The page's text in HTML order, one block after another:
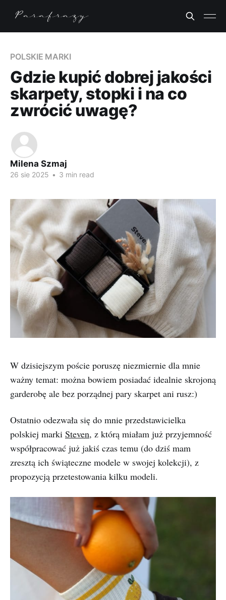
POLSKIE MARKI
Gdzie kupić dobrej jakości
skarpety, stopki i na co
zwrócić uwagę?
Milena Szmaj
26 sie 2025 • 3 min read
W dzisiejszym poście poruszę niezmiernie dla mnie
ważny temat: można bowiem posiadać idealnie skrojoną
garderobę ale bez porządnej pary skarpet ani rusz:)
Ostatnio odezwała się do mnie przedstawicielka
polskiej marki Steven, z którą miałam już przyjemność
współpracować już jakiś czas temu (do dziś mam
zresztą ich świąteczne modele w swojej kolekcji), z
propozycją przetestowania kilku modeli.